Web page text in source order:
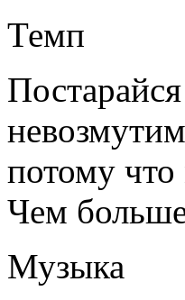
Темп
потому что
Чем
Музыка